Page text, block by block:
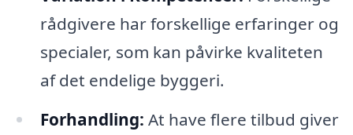
rådgivere har forskellige erfaringer og
specialer, som kan påvirke kvaliteten
af det endelige byggeri.
Forhandling: At have flere tilbud giver